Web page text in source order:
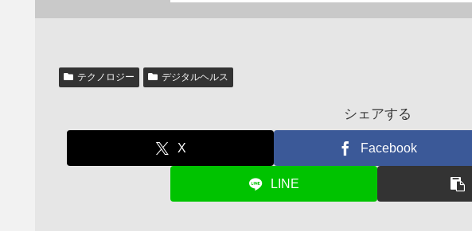
テクノロジー デジタルヘルス
シェアする
X Facebook
LINE